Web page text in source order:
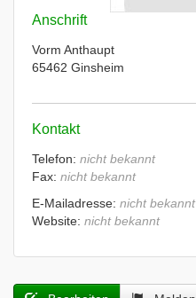
Anschrift
Vorm Anthaupt
65462 Ginsheim
Kontakt
Telefon: nicht bekannt
Fax: nicht bekannt
E-Mailadresse: nicht bekannt
Website: nicht bekannt